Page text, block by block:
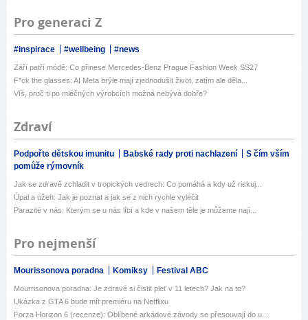
Pro generaci Z
#inspirace #wellbeing #news
Září patří módě: Co přinese Mercedes-Benz Prague Fashion Week SS27
F*ck the glasses: AI Meta brýle mají zjednodušit život, zatím ale děla...
Víš, proč ti po mléčných výrobcích možná nebývá dobře?
Zdraví
Podpořte dětskou imunitu Babské rady proti nachlazení
S čím vším
pomůže rýmovník
Jak se zdravě zchladit v tropických vedrech: Co pomáhá a kdy už riskuj...
Úpal a úžeh: Jak je poznat a jak se z nich rychle vyléčit
Parazité v nás: Kterým se u nás líbí a kde v našem těle je můžeme nají...
Pro nejmenší
Mourissonova poradna Komiksy Festival ABC
Mourrisonova poradna: Je zdravé si čistit pleť v 11 letech? Jak na to?
Ukázka z GTA 6 bude mít premiéru na Netflixu
Forza Horizon 6 (recenze): Oblíbené arkádové závody se přesouvají do u...